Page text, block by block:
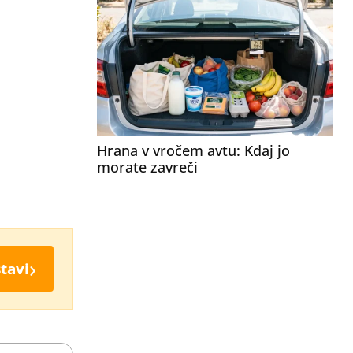
›
Hrana v vročem avtu: Kdaj jo
morate zavreči